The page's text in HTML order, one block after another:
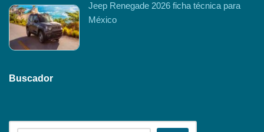
Jeep Renegade 2026 ficha técnica para
México
Buscador